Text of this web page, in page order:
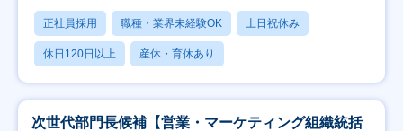
正社員採用 職種・業界未経験OK 土日祝休み
休日120日以上 産休・育休あり
次世代部門長候補【営業・マーケティング組織統括